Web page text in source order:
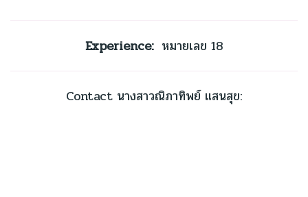
Experience: หมายเลข 18
Contact นางสาวณิภาทิพย์ แสนสุข: